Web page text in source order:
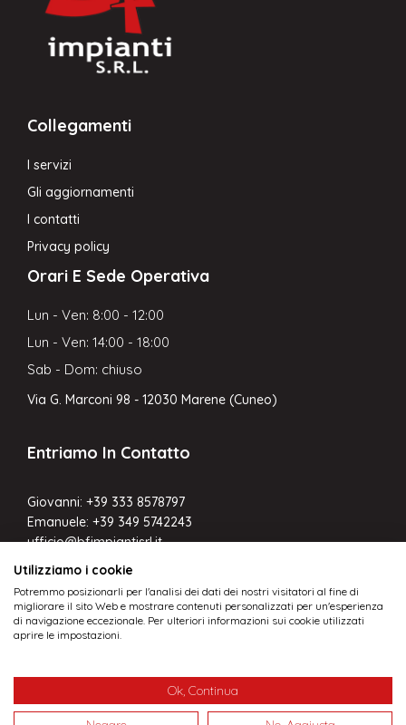
Collegamenti
I servizi
Gli aggiornamenti
I contatti
Privacy policy
Orari E Sede Operativa
Lun - Ven: 8:00 - 12:00
Lun - Ven: 14:00 - 18:00
Sab - Dom: chiuso
Via G. Marconi 98 - 12030 Marene (Cuneo)
Entriamo In Contatto
Giovanni: +39 333 8578797
Emanuele: +39 349 5742243
ufficio@bfimpiantisrl.it
Marene CN - P.IVA 03396260048 - Pec:
barbierifissore.impianti@pec.confartigianato.it -
Utilizziamo i cookie
Potremmo posizionarli per l'analisi dei dati dei nostri visitatori al fine di
migliorare il sito Web e mostrare contenuti personalizzati per un'esperienza
di navigazione eccezionale. Per ulteriori informazioni sui cookie utilizzati
aprire le impostazioni.
Ok, Continua